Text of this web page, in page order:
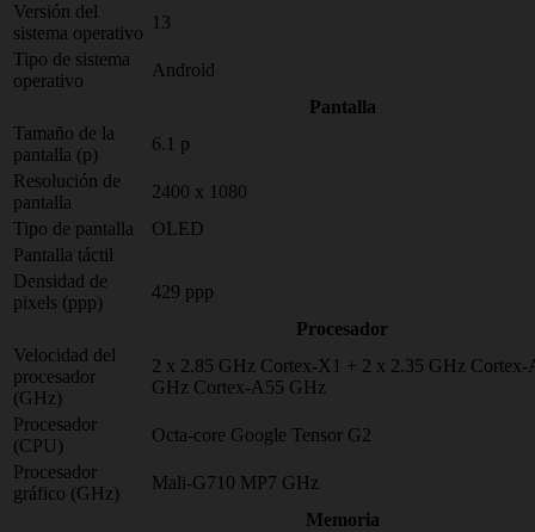
Versión del
sistema operativo
13
Tipo de sistema
operativo
Android
Pantalla
Tamaño de la
pantalla (p)
6.1 p
Resolución de
pantalla
2400 x 1080
Tipo de pantalla
OLED
Pantalla táctil
Densidad de
pixels (ppp)
429 ppp
Procesador
Velocidad del
procesador
(GHz)
2 x 2.85 GHz Cortex-X1 + 2 x 2.35 GHz Cortex-
GHz Cortex-A55 GHz
Procesador
(CPU)
Octa-core Google Tensor G2
Procesador
gráfico (GHz)
Mali-G710 MP7 GHz
Memoria